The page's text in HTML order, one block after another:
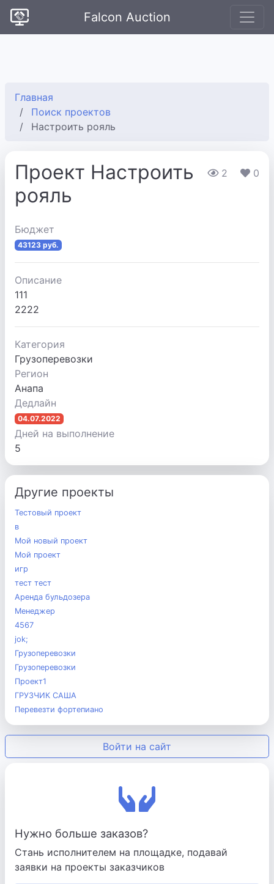
Falcon Auction
Главная
Поиск проектов
Настроить рояль
2 0
Проект Настроить
рояль
Бюджет
43123 руб.
Описание
111
2222
Категория
Грузоперевозки
Регион
Анапа
Дедлайн
04.07.2022
Дней на выполнение
5
Другие проекты
Тестовый проект
в
Мой новый проект
Мой проект
игр
тест тест
Аренда бульдозера
Менеджер
4567
jok;
Грузоперевозки
Грузоперевозки
Проект1
ГРУЗЧИК САША
Перевезти фортепиано
Войти на сайт
Нужно больше заказов?
Стань исполнителем на площадке, подавай
заявки на проекты заказчиков